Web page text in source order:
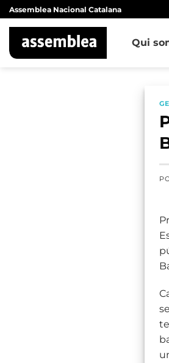
Skip
to
content
Assemblea Nacional Catalana
Qui